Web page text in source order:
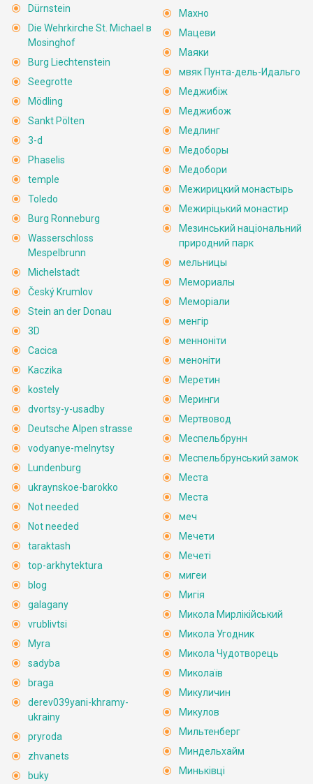
Dürnstein
Die Wehrkirche St. Michael в
Mosinghof
Burg Liechtenstein
Seegrotte
Mödling
Sankt Pölten
3-d
Phaselis
temple
Toledo
Burg Ronneburg
Wasserschloss
Mespelbrunn
Michelstadt
Český Krumlov
Stein an der Donau
3D
Cacica
Kaczika
kostely
dvortsy-y-usadby
Deutsche Alpen strasse
vodyanye-melnytsy
Lundenburg
ukraynskoe-barokko
Not needed
Not needed
taraktash
top-arkhytektura
blog
galagany
vrublivtsi
Myra
sadyba
braga
derev039yani-khramy-
ukrainy
pryroda
zhvanets
buky
Махно
Мацеви
Маяки
мвяк Пунта-дель-Идальго
Меджибіж
Меджибож
Медлинг
Медоборы
Медобори
Межирицкий монастырь
Межиріцький монастир
Мезинський національний
природний парк
мельницы
Мемориалы
Меморіали
менгір
менноніти
меноніти
Меретин
Меринги
Мертвовод
Меспельбрунн
Меспельбрунський замок
Места
Места
меч
Мечети
Мечеті
мигеи
Мигія
Микола Мирлікійський
Микола Угодник
Микола Чудотворець
Миколаїв
Микуличин
Микулов
Мильтенберг
Миндельхайм
Миньківці